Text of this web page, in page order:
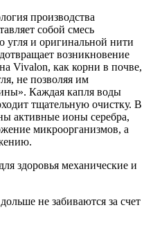
производства
собой смесь
угля и оригинальной нити
возникновение
Vivalon, как корни в почве,
не позволяя им
Каждая капля воды
тщательную очистку. В
активные ионы серебра,
микроорганизмов, а
здоровья механические и
не забиваются за счет